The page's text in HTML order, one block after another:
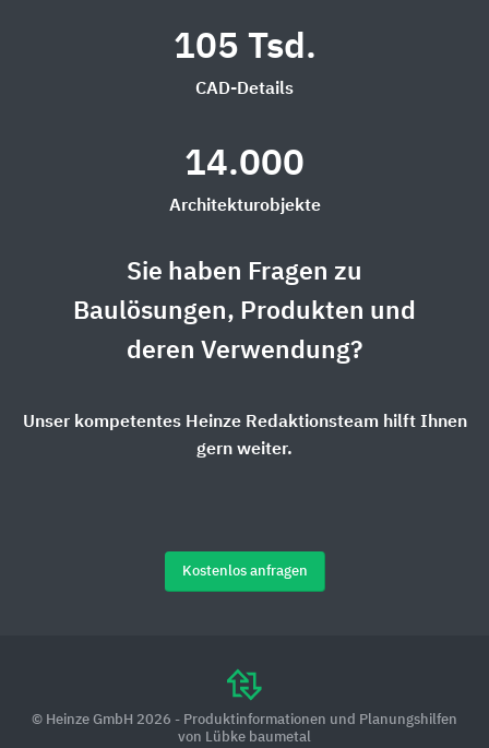
105 Tsd.
CAD-Details
14.000
Architekturobjekte
Sie haben Fragen zu
Baulösungen, Produkten und
deren Verwendung?
Unser kompetentes Heinze Redaktionsteam hilft Ihnen
gern weiter.
Kostenlos anfragen
© Heinze GmbH 2026 - Produktinformationen und Planungshilfen
von Lübke baumetal